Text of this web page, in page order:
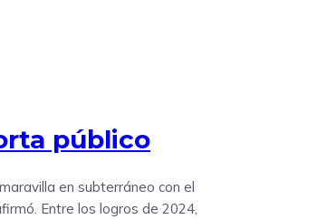
público
en subterráneo con el
Entre los logros de 2024,